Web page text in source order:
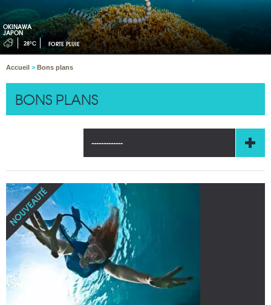
OKINAWA
JAPON
28°C FORTE PLUIE
Accueil > Bons plans
BONS PLANS
-------------